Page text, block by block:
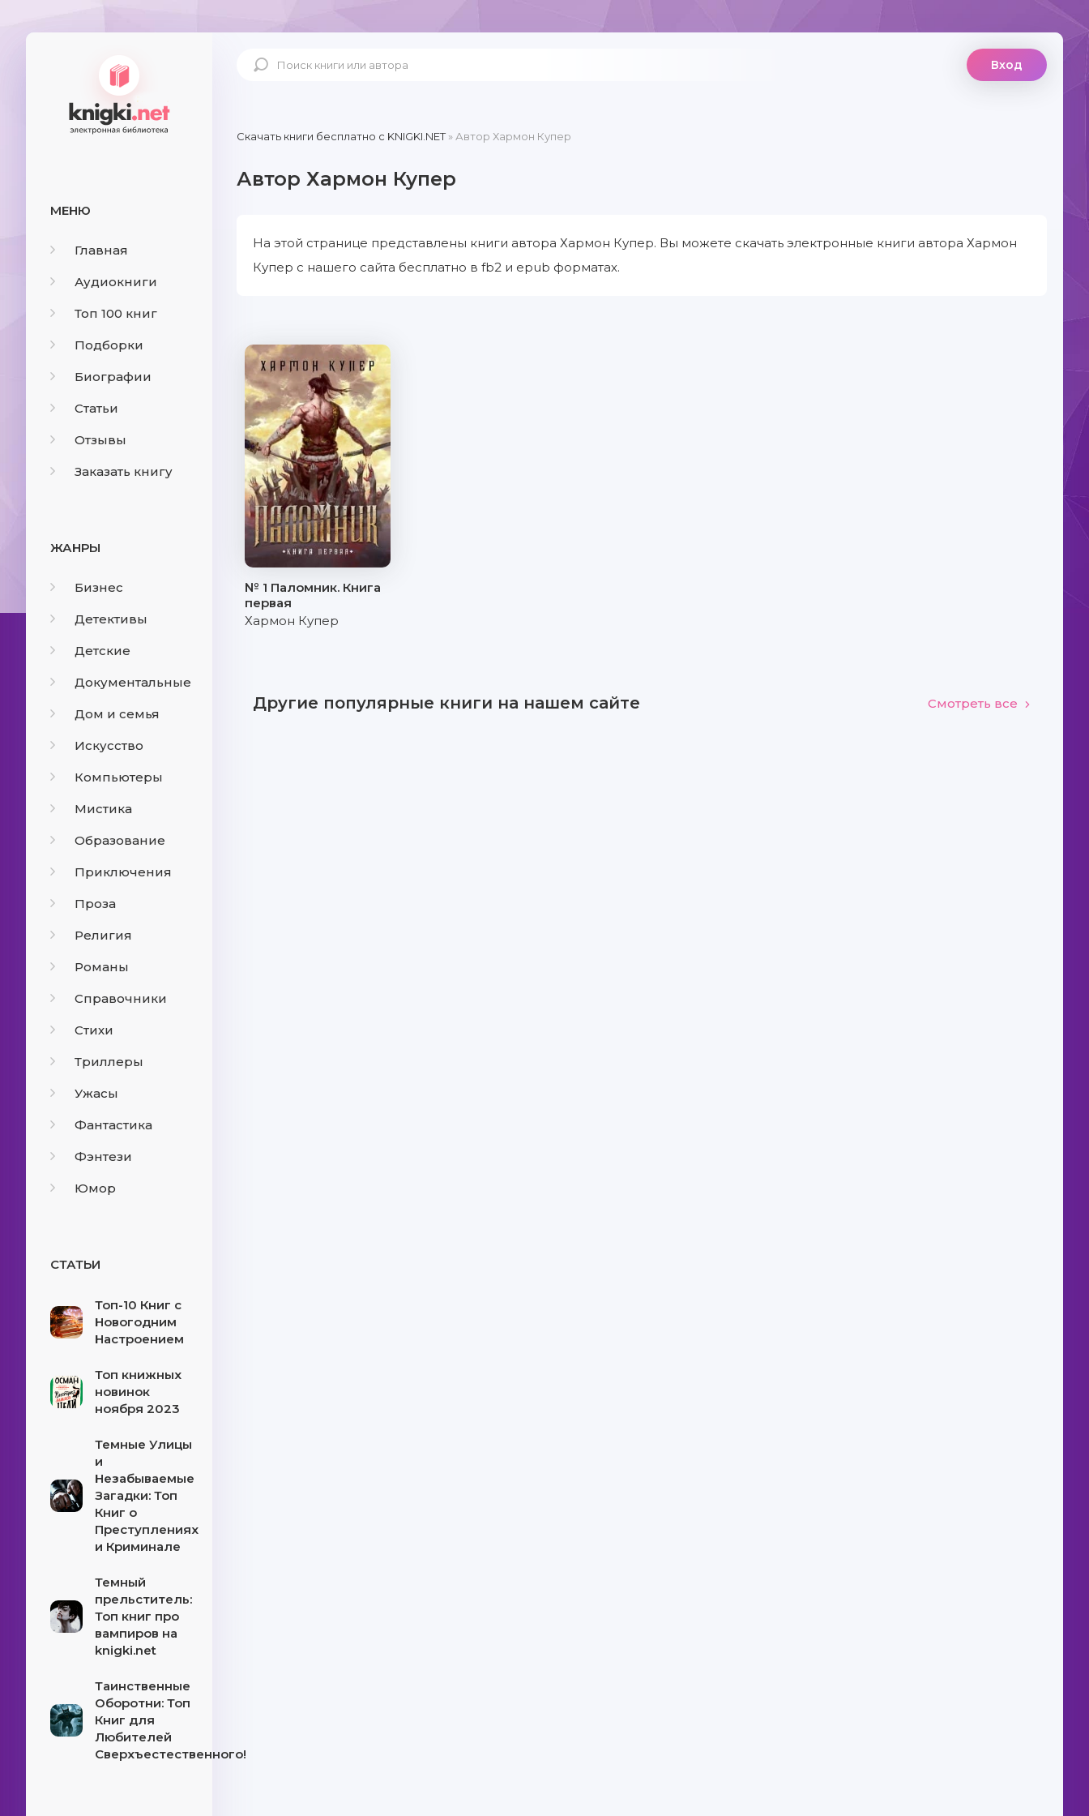
МЕНЮ
Главная
Аудиокниги
Топ 100 книг
Подборки
Биографии
Статьи
Отзывы
Заказать книгу
ЖАНРЫ
Бизнес
Детективы
Детские
Документальные
Дом и семья
Искусство
Компьютеры
Мистика
Образование
Приключения
Проза
Религия
Романы
Справочники
Стихи
Триллеры
Ужасы
Фантастика
Фэнтези
Юмор
СТАТЬИ
Топ-10 Книг с
Новогодним
Настроением
Топ книжных
новинок
ноября 2023
Темные Улицы
и
Незабываемые
Загадки: Топ
Книг о
Преступлениях
и Криминале
Темный
прельститель:
Топ книг про
вампиров на
knigki.net
Таинственные
Оборотни: Топ
Книг для
Любителей
Сверхъестественного!
Вход
Скачать книги бесплатно c KNIGKI.NET» Автор Хармон Купер
Автор Хармон Купер
На этой странице представлены книги автора Хармон Купер. Вы можете скачать электронные книги автора Хармон
Купер с нашего сайта бесплатно в fb2 и epub форматах.
№ 1 Паломник. Книга
первая
Хармон Купер
Другие популярные книги на нашем сайте Смотреть все